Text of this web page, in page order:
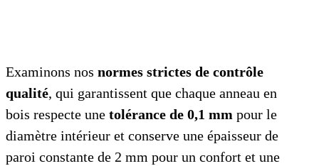
Examinons nos normes strictes de contrôle
qualité, qui garantissent que chaque anneau en
bois respecte une tolérance de 0,1 mm pour le
diamètre intérieur et conserve une épaisseur de
paroi constante de 2 mm pour un confort et une